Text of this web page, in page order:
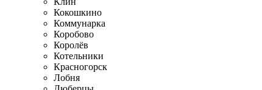
Кокошкино
Коммунарка
Коробово
Королёв
Котельники
Красногорск
Лобня